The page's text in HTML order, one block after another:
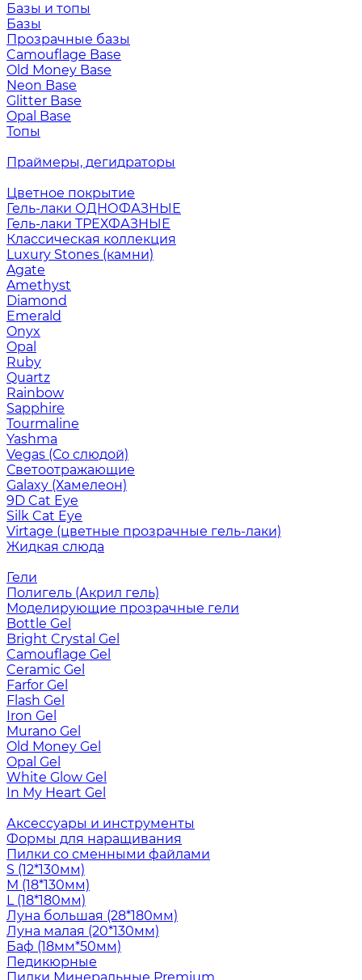
Базы и топы
Базы
Прозрачные базы
Camouflage Base
Old Money Base
Neon Base
Glitter Base
Opal Base
Топы
Праймеры, дегидраторы
Цветное покрытие
Гель-лаки ОДНОФАЗНЫЕ
Гель-лаки ТРЕХФАЗНЫЕ
Классическая коллекция
Luxury Stones (камни)
Agate
Amethyst
Diamond
Emerald
Onyx
Opal
Ruby
Quartz
Rainbow
Sapphire
Tourmaline
Yashma
Vegas (Со слюдой)
Светоотражающие
Galaxy (Хамелеон)
9D Cat Eye
Silk Cat Eye
Virtage (цветные прозрачные гель-лаки)
Жидкая слюда
Гели
Полигель (Акрил гель)
Моделирующие прозрачные гели
Bottle Gel
Bright Crystal Gel
Camouflage Gel
Ceramic Gel
Farfor Gel
Flash Gel
Iron Gel
Murano Gel
Old Money Gel
Opal Gel
White Glow Gel
In My Heart Gel
Аксессуары и инструменты
Формы для наращивания
Пилки со сменными файлами
S (12*130мм)
M (18*130мм)
L (18*180мм)
Луна большая (28*180мм)
Луна малая (20*130мм)
Баф (18мм*50мм)
Педикюрные